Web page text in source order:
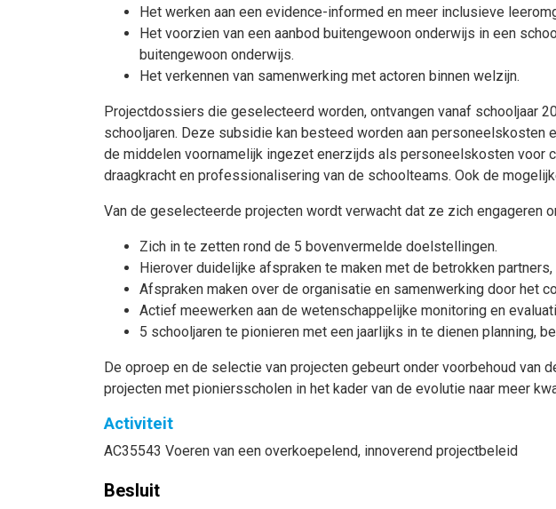
Het werken aan een evidence-informed en meer inclusieve
Het voorzien van een aanbod buitengewoon onderwijs in een
buitengewoon onderwijs.
Het verkennen van samenwerking met actoren binnen welzijn.
Projectdossiers die geselecteerd worden, ontvangen vanaf schooljaar
schooljaren. Deze subsidie kan besteed worden aan
de middelen voornamelijk ingezet enerzijds als personeelskosten
draagkracht en professionalisering van de schoolteams. Ook de
Van de geselecteerde projecten wordt verwacht dat ze zich engageren
Zich in te zetten rond de 5 bovenvermelde doelstellingen.
Hierover duidelijke afspraken te maken met de betrokken
Afspraken maken over de organisatie en samenwerking door het
Actief meewerken aan de wetenschappelijke monitoring en
5 schooljaren te pionieren met een jaarlijks in te dienen planning,
De oproep en de selectie van projecten gebeurt onder voorbehoud van
projecten met pioniersscholen in het kader van de evolutie naar meer
Activiteit
AC35543 Voeren van een overkoepelend, innoverend projectbeleid
Besluit